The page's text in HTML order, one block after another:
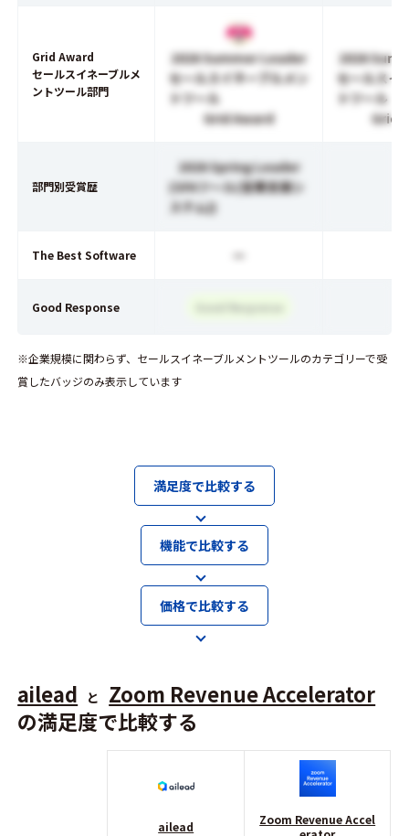
Grid Award
セールスイネーブルメ
ントツール部門
2026 Summer Leader
セールスイネーブルメン
トツール
Grid Award
2026
セールスイ
トツール
Grid
部門別受賞歴
2026 Spring Leader
(SFAツール(営業支援シ
ステム))
The Best Software ー
Good Response
※企業規模に関わらず、セールスイネーブルメントツールのカテゴリーで受
賞したバッジのみ表示しています
満足度で比較する
機能で比較する
価格で比較する
ailead と
Zoom Revenue Accelerator
の満足度で比較する
ailead
Zoom Revenue Accel